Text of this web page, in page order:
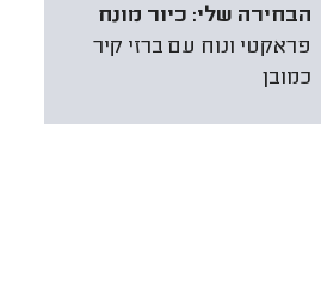
הבחירה שלי: כיור מונח
פראקטי ונוח עם ברזי קיר
כמובן